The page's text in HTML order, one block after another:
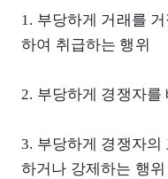
1. 부당하게 거래를
하여 취급하는 행위
2. 부당하게 경쟁자를
3. 부당하게 경쟁자의
하거나 강제하는 행위